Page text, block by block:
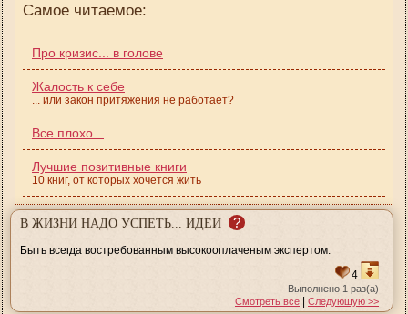
Самое читаемое:
Про кризис... в голове
Жалость к себе
... или закон притяжения не работает?
Все плохо...
Лучшие позитивные книги
10 книг, от которых хочется жить
В ЖИЗНИ НАДО УСПЕТЬ... ИДЕИ ?
Быть всегда востребованным высокооплаченым экспертом.
4
Выполнено 1 раз(а)
Смотреть все | Следующую >>